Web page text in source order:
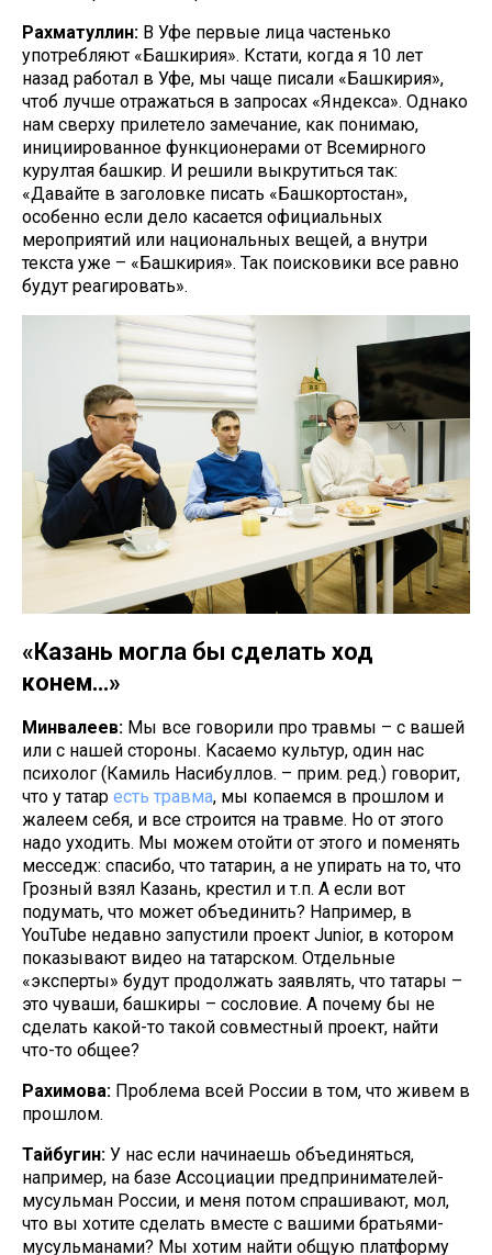
Рахматуллин: В Уфе первые лица частенько
употребляют «Башкирия». Кстати, когда я 10 лет
назад работал в Уфе, мы чаще писали «Башкирия»,
чтоб лучше отражаться в запросах «Яндекса». Однако
нам сверху прилетело замечание, как понимаю,
инициированное функционерами от Всемирного
курултая башкир. И решили выкрутиться так:
«Давайте в заголовке писать «Башкортостан»,
особенно если дело касается официальных
мероприятий или национальных вещей, а внутри
текста уже – «Башкирия». Так поисковики все равно
будут реагировать».
«Казань могла бы сделать ход
конем…»
Минвалеев: Мы все говорили про травмы – с вашей
или с нашей стороны. Касаемо культур, один нас
психолог (Камиль Насибуллов. – прим. ред.) говорит,
что у татар есть травма, мы копаемся в прошлом и
жалеем себя, и все строится на травме. Но от этого
надо уходить. Мы можем отойти от этого и поменять
месседж: спасибо, что татарин, а не упирать на то, что
Грозный взял Казань, крестил и т.п. А если вот
подумать, что может объединить? Например, в
YouTube недавно запустили проект Junior, в котором
показывают видео на татарском. Отдельные
«эксперты» будут продолжать заявлять, что татары –
это чуваши, башкиры – сословие. А почему бы не
сделать какой-то такой совместный проект, найти
что-то общее?
Рахимова: Проблема всей России в том, что живем в
прошлом.
Тайбугин: У нас если начинаешь объединяться,
например, на базе Ассоциации предпринимателей-
мусульман России, и меня потом спрашивают, мол,
что вы хотите сделать вместе с вашими братьями-
мусульманами? Мы хотим найти общую платформу